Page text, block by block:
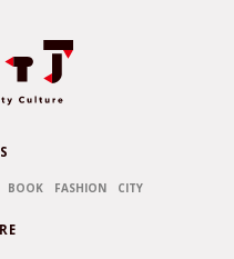
BOOK FASHION CITY